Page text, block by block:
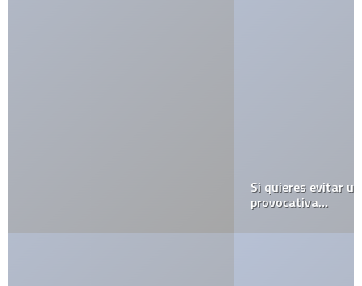
Si quieres evitar una agresión sexual… No uses ropa